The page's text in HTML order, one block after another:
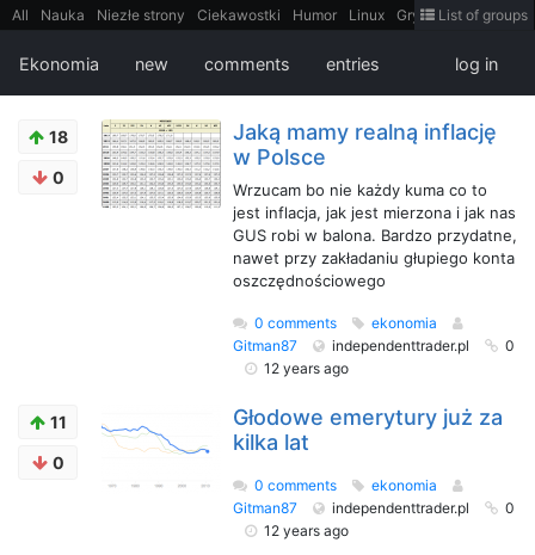
All Nauka Niezłe strony Ciekawostki Humor Linux Gry
Teh
Bezpieczeństwo
Książki Sugestie FotoHistoria
Truelolcontent
FilmyDokumentalne
gify
Cytaty Mapy Film Android itt Tradycyjne gry
List of groups
Ekonomia new comments entries log in
18
0
Jaką mamy realną inflację
w Polsce
Wrzucam bo nie każdy kuma co to
jest inflacja, jak jest mierzona i jak nas
GUS robi w balona. Bardzo przydatne,
nawet przy zakładaniu głupiego konta
oszczędnościowego
0 comments
ekonomia
Gitman87
independenttrader.pl
0
12 years ago
11
0
Głodowe emerytury już za
kilka lat
0 comments
ekonomia
Gitman87
independenttrader.pl
0
12 years ago